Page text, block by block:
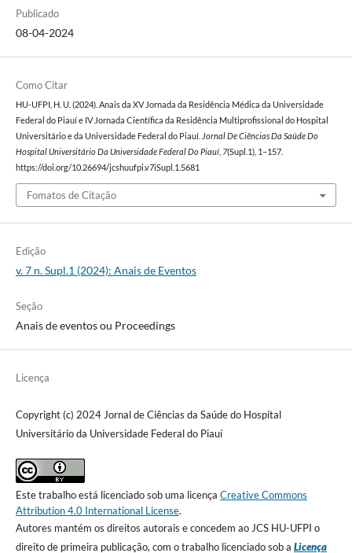
Publicado
08-04-2024
Como Citar
HU-UFPI, H. U. (2024). Anais da XV Jornada da Residência Médica da Universidade
Federal do Piauí e IV Jornada Científica da Residência Multiprofissional do Hospital
Universitário e da Universidade Federal do Piauí. Jornal De Ciências Da Saúde Do
Hospital Universitário Da Universidade Federal Do Piauí, 7(Supl.1), 1–157.
https://doi.org/10.26694/jcshuufpi.v7iSupl.1.5681
Fomatos de Citação
Edição
v. 7 n. Supl.1 (2024): Anais de Eventos
Seção
Anais de eventos ou Proceedings
Licença
Copyright (c) 2024 Jornal de Ciências da Saúde do Hospital
Universitário da Universidade Federal do Piauí
Este trabalho está licenciado sob uma licença Creative Commons
Attribution 4.0 International License.
Autores mantém os direitos autorais e concedem ao JCS HU-UFPI o
direito de primeira publicação, com o trabalho licenciado sob a Licença